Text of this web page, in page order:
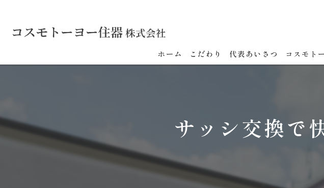
ホーム こだわり 代表あいさつ コスモト
サッシ交換で